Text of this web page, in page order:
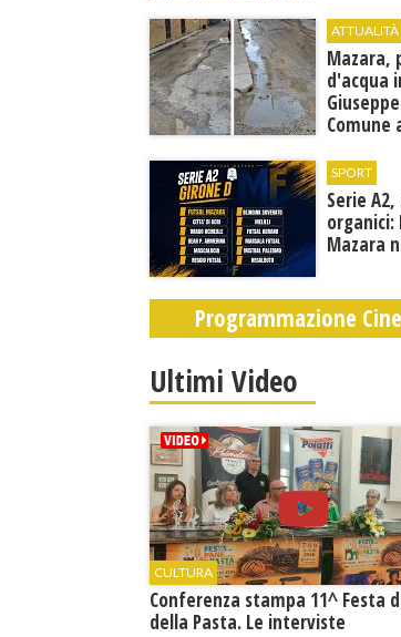
ATTUALITÀ
Mazara,
d'acqua
Comune
SPORT
Serie
organici:
Mazara
Programmazione
Ultimi Video
CULTURA
Conferenza stampa 11^ Festa
della Pasta. Le interviste